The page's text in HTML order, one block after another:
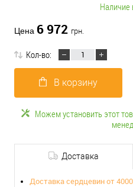
Наличие
Цена 6 972 грн.
Кол-во:
В корзину
Можем установить этот
Доставка
Доставка сердцевин от